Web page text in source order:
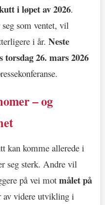
i løpet av 2026.
som ventet, vil
i år. Neste
26. mars 2026
– og
kan komme allerede i
seg sterk. Andre vil
på vei motmålet på
av videre utvikling i